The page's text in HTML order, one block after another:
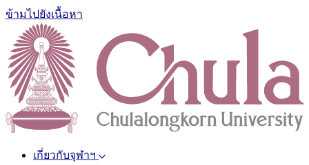
ข้ามไปยังเนื้อหา
เกี่ยวกับจุฬาฯ